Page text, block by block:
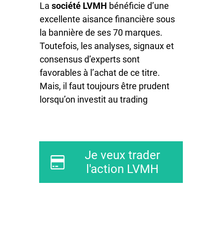
La société LVMH bénéficie d’une
excellente aisance financière sous
la bannière de ses 70 marques.
Toutefois, les analyses, signaux et
consensus d’experts sont
favorables à l’achat de ce titre.
Mais, il faut toujours être prudent
lorsqu’on investit au trading
Je veux trader
l'action LVMH